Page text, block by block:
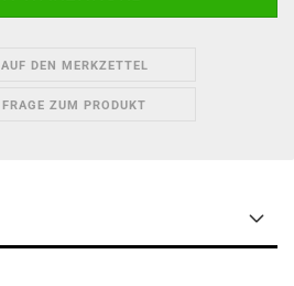
AUF DEN MERKZETTEL
FRAGE ZUM PRODUKT